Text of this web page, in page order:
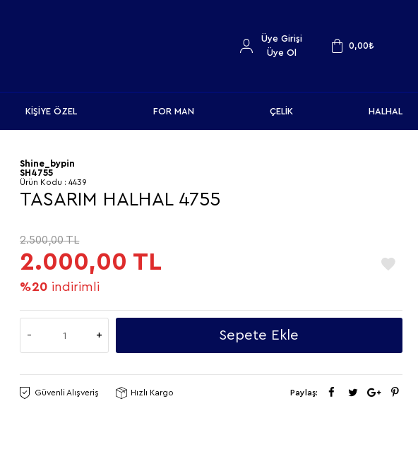
Üye Girişi
Üye Ol
0,00₺
KİŞİYE ÖZEL FOR MAN ÇELİK HALHAL
Shine_bypin
SH4755
Ürün Kodu :4439
TASARIM HALHAL 4755
2.500,00TL
2.000,00 TL
%20 indirimli
Sepete Ekle
Güvenli Alışveriş Hızlı Kargo Paylaş: